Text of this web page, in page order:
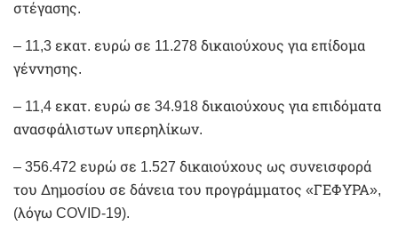
στέγασης.
– 11,3 εκατ. ευρώ σε 11.278 δικαιούχους για επίδομα
γέννησης.
– 11,4 εκατ. ευρώ σε 34.918 δικαιούχους για επιδόματα
ανασφάλιστων υπερηλίκων.
– 356.472 ευρώ σε 1.527 δικαιούχους ως συνεισφορά
του Δημοσίου σε δάνεια του προγράμματος «ΓΕΦΥΡΑ»,
(λόγω COVID-19).